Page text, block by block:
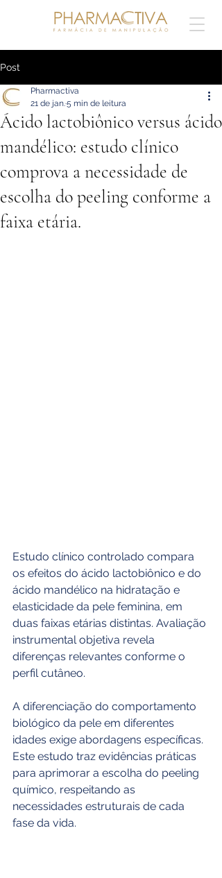
Post
Ácido lactobiônico versus ácido
mandélico: estudo clínico
comprova a necessidade de
escolha do peeling conforme a
faixa etária.
Pharmactiva
21 de jan.5 min de leitura
Estudo clínico controlado compara
os efeitos do ácido lactobiônico e do
ácido mandélico na hidratação e
elasticidade da pele feminina, em
duas faixas etárias distintas. Avaliação
instrumental objetiva revela
diferenças relevantes conforme o
perfil cutâneo.
A diferenciação do comportamento
biológico da pele em diferentes
idades exige abordagens específicas.
Este estudo traz evidências práticas
para aprimorar a escolha do peeling
químico, respeitando as
necessidades estruturais de cada
fase da vida.